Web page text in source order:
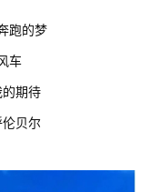
跑的梦
车
期待
贝尔